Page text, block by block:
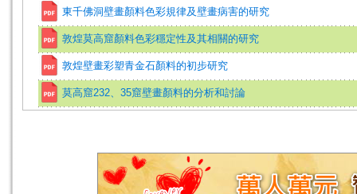
東千佛洞壁畫顏料色彩規律及壁畫病害的研究
敦煌莫高窟顏料色彩穩定性及其相關的研究
敦煌壁畫彩塑青金石顏料的初步研究
莫高窟232、35窟壁畫顏料的分析和討論